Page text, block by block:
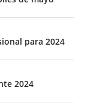
para 2024
2024